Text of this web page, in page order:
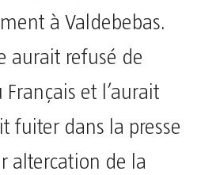
à Valdebebas.
aurait refusé de
et l’aurait
fuiter dans la presse
altercation de la